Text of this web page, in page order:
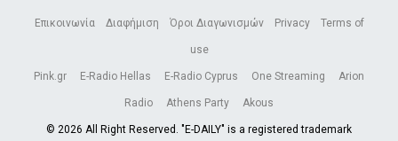
Επικοινωνία Διαφήμιση Όροι Διαγωνισμών Privacy Terms of
use
Pink.gr E-Radio Hellas E-Radio Cyprus One Streaming Arion
Radio Athens Party Akous
© 2026 All Right Reserved. "E-DAILY" is a registered trademark